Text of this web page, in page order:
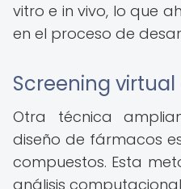
vitro e in vivo, lo que
en el proceso de
Screening
Otra técnica
diseño de fármacos
compuestos. Esta
análisis